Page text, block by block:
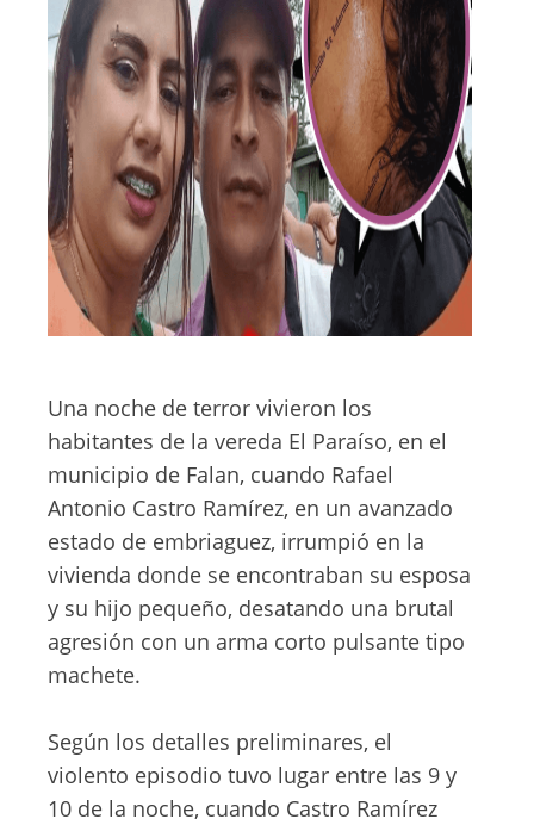
Una noche de terror vivieron los
habitantes de la vereda El Paraíso, en el
municipio de Falan, cuando Rafael
Antonio Castro Ramírez, en un avanzado
estado de embriaguez, irrumpió en la
vivienda donde se encontraban su esposa
y su hijo pequeño, desatando una brutal
agresión con un arma corto pulsante tipo
machete.
Según los detalles preliminares, el
violento episodio tuvo lugar entre las 9 y
10 de la noche, cuando Castro Ramírez